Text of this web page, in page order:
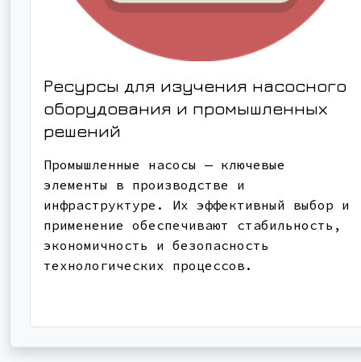
Ресурсы для изучения насосного
оборудования и промышленных
решений
Промышленные насосы — ключевые
элементы в производстве и
инфраструктуре. Их эффективный выбор и
применение обеспечивают стабильность,
экономичность и безопасность
технологических процессов.